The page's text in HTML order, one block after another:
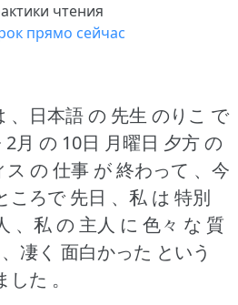
чтения
прямо сейчас
、日本語 の 先生 のりこ で
2月 の 10日 月曜日 夕方 の
ス の 仕事 が 終わって 、今
ころで 先日 、私 は 特別
、私 の 主人 に 色々 な 質
凄く 面白かった という
た 。